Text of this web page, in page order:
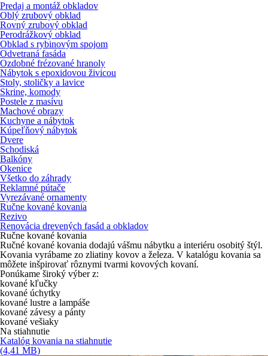
Predaj a montáž obkladov
Oblý zrubový obklad
Rovný zrubový obklad
Perodrážkový obklad
Obklad s rybinovým spojom
Odvetraná fasáda
Ozdobné frézované hranoly
Nábytok s epoxidovou živicou
Stoly, stoličky a lavice
Skrine, komody
Postele z masívu
Machové obrazy
Kuchyne a nábytok
Kúpeľňový nábytok
Dvere
Schodiská
Balkóny
Okenice
Všetko do záhrady
Reklamné pútače
Vyrezávané ornamenty
Ručne kované kovania
Rezivo
Renovácia drevených fasád a obkladov
Ručne kované kovania
Ručné kované kovania dodajú vášmu nábytku a interiéru osobitý štýl.
Kovania vyrábame zo zliatiny kovov a železa. V katalógu kovania sa
môžete inšpirovať rôznymi tvarmi kovových kovaní.
Ponúkame široký výber z:
kované kľučky
kované úchytky
kované lustre a lampáše
kované závesy a pánty
kované vešiaky
Na stiahnutie
Katalóg kovania na stiahnutie
(4,41 MB)